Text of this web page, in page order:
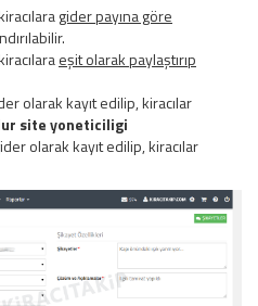
gider payına göre
eşit olarak paylaştırıp
olarak kayıt edilip, kiracılar
site yoneticiligi
olarak kayıt edilip, kiracılar